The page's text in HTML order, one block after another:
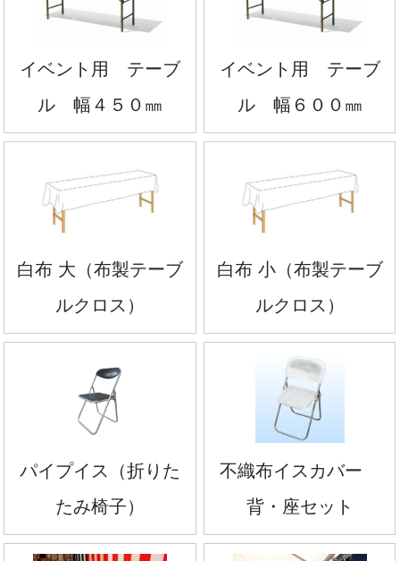
イベント用 テーブ
ル 幅４５０㎜
イベント用 テーブ
ル 幅６００㎜
白布 大（布製テーブ
ルクロス）
白布 小（布製テーブ
ルクロス）
パイプイス（折りた
たみ椅子）
不織布イスカバー
背・座セット